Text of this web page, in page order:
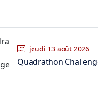
jeudi 13 août 2026
Quadrathon